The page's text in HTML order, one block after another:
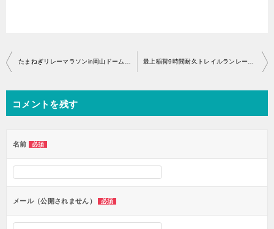
投
稿
ナ
ビ
シ
ョ
ン
コメントを残す
名前 必須
メール（公開されません） 必須